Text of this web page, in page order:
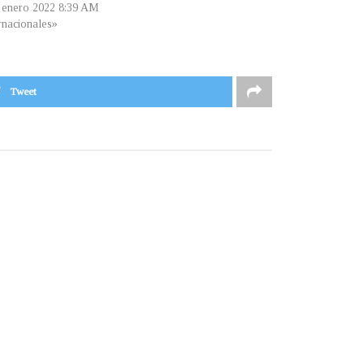
2022 8:39 AM
Tweet